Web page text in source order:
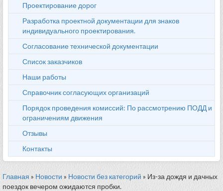
Проектирование дорог
Разработка проектной документации для знаков
индивидуального проектирования.
Согласование технической документации
Список заказчиков
Наши работы
Справочник согласующих организаций
Порядок проведения комиссий: По рассмотрению ПОДД и
ограничениям движения
Отзывы
Контакты
Главная » Новости » Новости без категорий » Из-за дождя и дачных
поездок вечером ожидаются пробки.